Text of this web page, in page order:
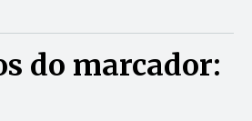
do marcador: